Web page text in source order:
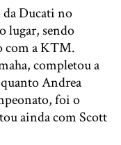
Ducati no
lugar, sendo
com a KTM.
completou a
Andrea
foi o
ainda com Scott